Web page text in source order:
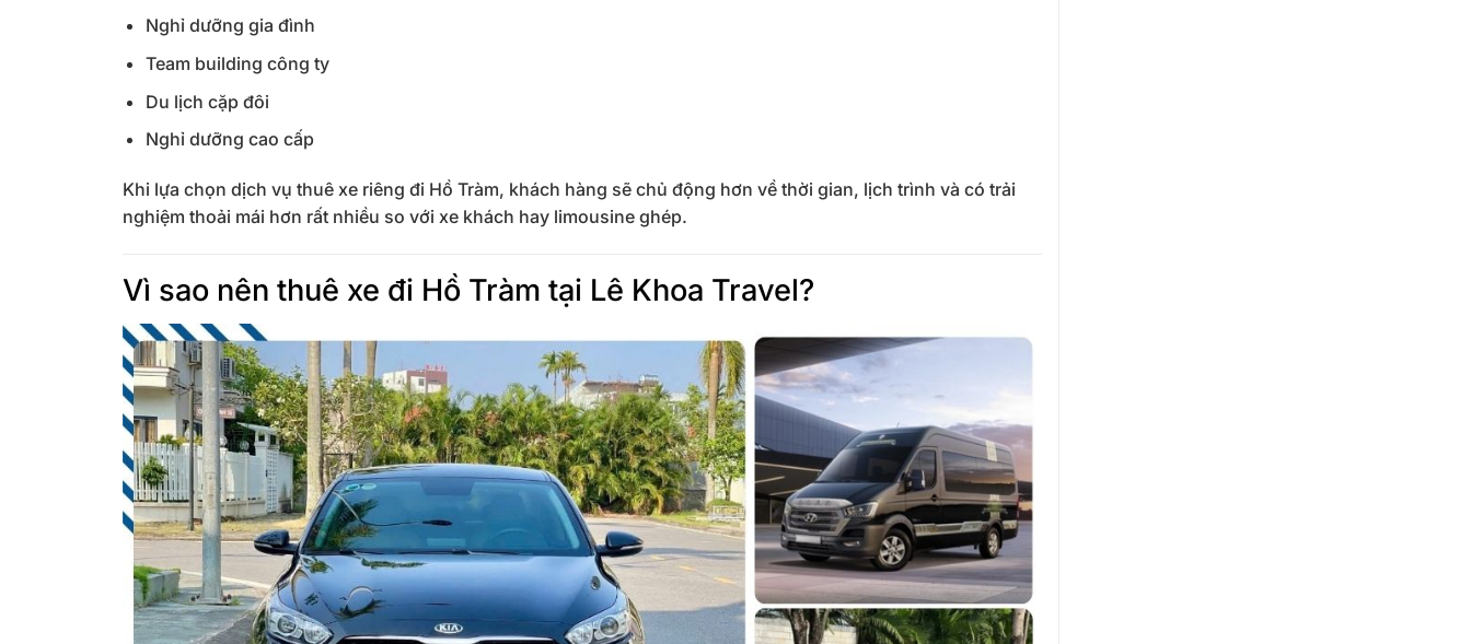
Nghỉ dưỡng gia đình
Team building công ty
Du lịch cặp đôi
Nghỉ dưỡng cao cấp
Khi lựa chọn dịch vụ thuê xe riêng đi Hồ Tràm, khách hàng sẽ chủ động hơn về thời gian, lịch trình và có trải
nghiệm thoải mái hơn rất nhiều so với xe khách hay limousine ghép.
Vì sao nên thuê xe đi Hồ Tràm tại Lê Khoa Travel?